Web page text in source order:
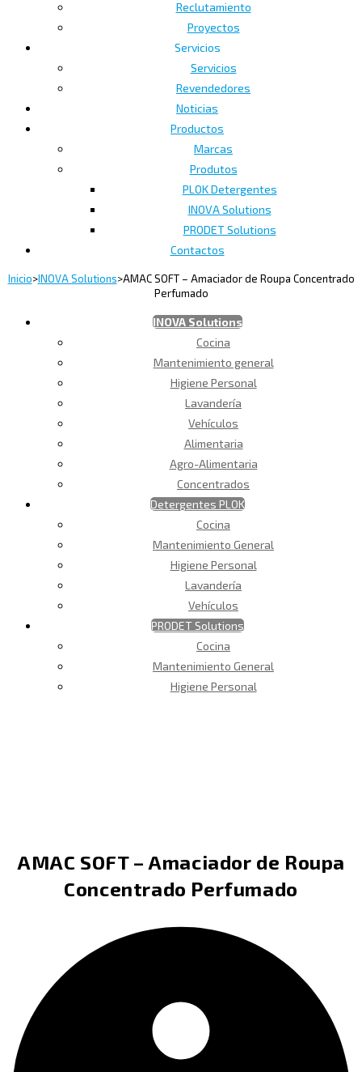
Reclutamiento
Proyectos
Servicios
Servicios
Revendedores
Noticias
Productos
Marcas
Produtos
PLOK Detergentes
INOVA Solutions
PRODET Solutions
Contactos
Inicio>INOVA Solutions>AMAC SOFT – Amaciador de Roupa Concentrado
Perfumado
INOVA Solutions
Cocina
Mantenimiento general
Higiene Personal
Lavandería
Vehículos
Alimentaria
Agro-Alimentaria
Concentrados
Detergentes PLOK
Cocina
Mantenimiento General
Higiene Personal
Lavandería
Vehículos
PRODET Solutions
Cocina
Mantenimiento General
Higiene Personal
AMAC SOFT – Amaciador de Roupa
Concentrado Perfumado